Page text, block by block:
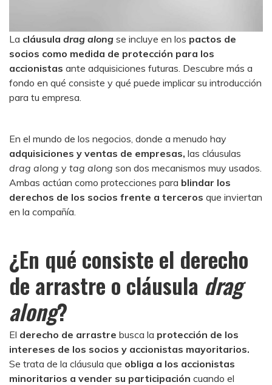
La cláusula drag along se incluye en los pactos de
socios como medida de protección para los
accionistas ante adquisiciones futuras. Descubre más a
fondo en qué consiste y qué puede implicar su introducción
para tu empresa.
En el mundo de los negocios, donde a menudo hay
adquisiciones y ventas de empresas, las cláusulas
drag along y tag along son dos mecanismos muy usados.
Ambas actúan como protecciones para blindar los
derechos de los socios frente a terceros que inviertan
en la compañía.
¿En qué consiste el derecho
de arrastre o cláusula drag
along?
El derecho de arrastre busca la protección de los
intereses de los socios y accionistas mayoritarios.
Se trata de la cláusula que obliga a los accionistas
minoritarios a vender su participación cuando el